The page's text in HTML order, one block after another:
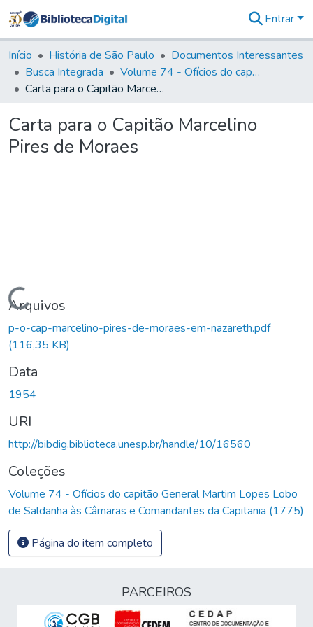
&
Coleções
Tudo na
Biblioteca
Estatísticas
Entrar
Início História de São Paulo
Documentos Interessantes
Busca Integrada
Volume 74 - Ofícios do capitão General Martim Lopes Lobo de Saldanha às Câmaras e Comandantes da Capitania (1775)
Carta para o Capitão Marcelino Pires de Moraes
Carta para o Capitão Marcelino
Pires de Moraes
Carregando...
Arquivos
p-o-cap-marcelino-pires-de-moraes-em-nazareth.pdf
(116,35 KB)
Data
1954
URI
http://bibdig.biblioteca.unesp.br/handle/10/16560
Coleções
Volume 74 - Ofícios do capitão General Martim Lopes Lobo
de Saldanha às Câmaras e Comandantes da Capitania (1775)
Página do item completo
PARCEIROS